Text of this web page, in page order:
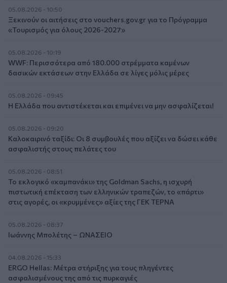
05.08.2026 - 10:50
Ξεκινούν οι αιτήσεις στο vouchers.gov.gr για το Πρόγραμμα
«Τουρισμός για όλους 2026-2027»
05.08.2026 - 10:19
WWF: Περισσότερα από 180.000 στρέμματα καμένων
δασικών εκτάσεων στην Ελλάδα σε λίγες μόλις μέρες
05.08.2026 - 09:45
Η Ελλάδα που αντιστέκεται και επιμένει να μην ασφαλίζεται!
05.08.2026 - 09:20
Καλοκαιρινό ταξίδι: Οι 8 συμβουλές που αξίζει να δώσει κάθε
ασφαλιστής στους πελάτες του
05.08.2026 - 08:51
Το εκλογικό «καμπανάκι» της Goldman Sachs, η ισχυρή
πιστωτική επέκταση των ελληνικών τραπεζών, το «πάρτι»
στις αγορές, οι «κρυμμένες» αξίες της ΓΕΚ ΤΕΡΝΑ
05.08.2026 - 08:37
Ιωάννης Μπολέτης – ΩΝΑΣΕΙΟ
04.08.2026 - 15:33
ERGO Hellas: Μέτρα στήριξης για τους πληγέντες
ασφαλισμένους της από τις πυρκαγιές